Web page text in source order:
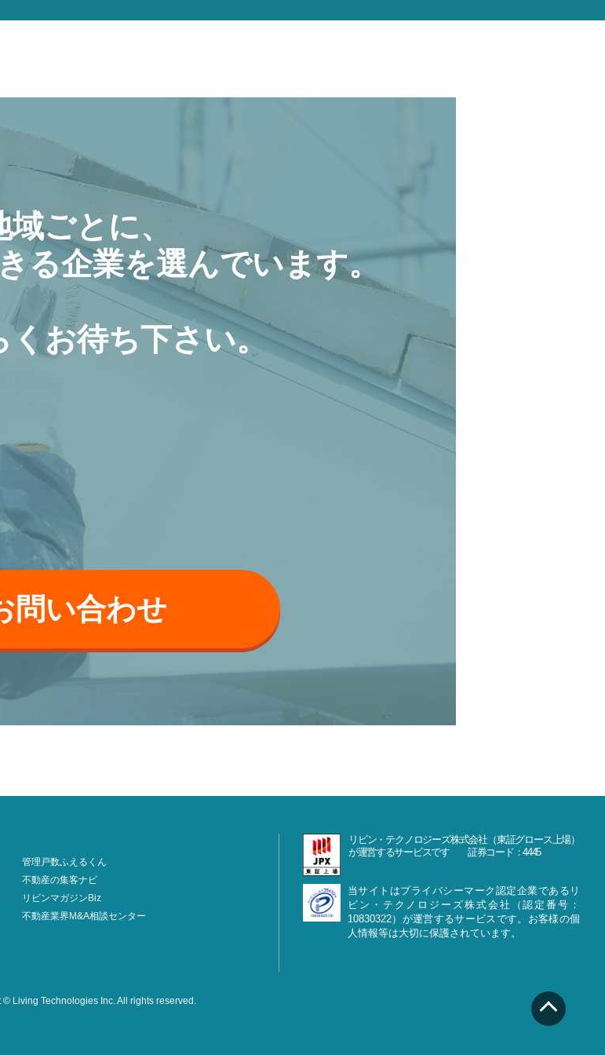
域ごとに、
る企業を選んでいます。
くお待ち下さい。
問い合わせ
管理戸数ふえるくん
不動産の集客ナビ
リビンマガジンBiz
不動産業界M&A相談センター
リビン・テクノロジーズ株式会社（東証グロース上場）
が運営するサービスです 証券コード：4445
当サイトはプライバシーマーク認定企業であるリ
ビン・テクノロジーズ株式会社（認定番号：
10830322）が運営するサービスです。お客様の個
人情報等は大切に保護されています。
© Living Technologies Inc.All rights reserved.